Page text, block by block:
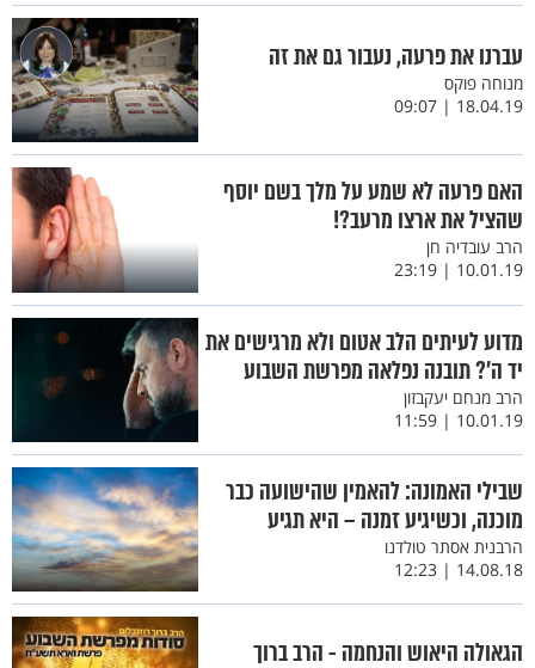
עברנו את פרעה, נעבור גם את זה
מנוחה פוקס
18.04.19 | 09:07
האם פרעה לא שמע על מלך בשם יוסף
שהציל את ארצו מרעב?!
הרב עובדיה חן
10.01.19 | 23:19
מדוע לעיתים הלב אטום ולא מרגישים את
יד ה’? תובנה נפלאה מפרשת השבוע
הרב מנחם יעקבזון
10.01.19 | 11:59
שבילי האמונה: להאמין שהישועה כבר
מוכנה, וכשיגיע זמנה – היא תגיע
הרבנית אסתר טולדנו
14.08.18 | 12:23
הגאולה היאוש והנחמה - הרב ברוך